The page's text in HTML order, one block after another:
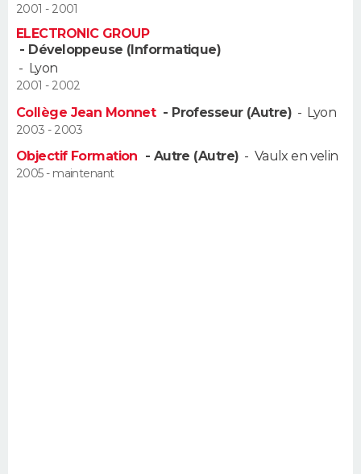
S'inscrire
Se connecter
Lycées
Collèges
Primaires
Universités
Entreprises
Service militaire
Avis de recherche
AVIS DE DÉCÈS
Bricolage
Lifestyle
Culture
Sport
Auto
Television
Voyage
Cinema
2001 - 2001
ELECTRONIC GROUP
- Développeuse (Informatique)
- Lyon
2001 - 2002
Collège Jean Monnet - Professeur (Autre) - Lyon
2003 - 2003
Objectif Formation - Autre (Autre) - Vaulx en velin
2005 - maintenant